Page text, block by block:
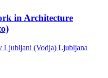
in Architecture
Ljubljani (Vodja) Ljubljana